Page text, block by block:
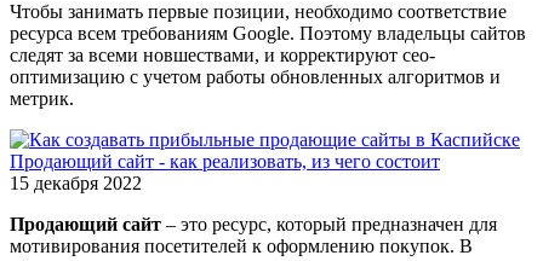
Чтобы занимать первые позиции, необходимо соответствие
ресурса всем требованиям Google. Поэтому владельцы сайтов
следят за всеми новшествами, и корректируют сео-
оптимизацию с учетом работы обновленных алгоритмов и
метрик.
Продающий сайт - как реализовать, из чего состоит
15 декабря 2022
Продающий сайт – это ресурс, который предназначен для
мотивирования посетителей к оформлению покупок. В